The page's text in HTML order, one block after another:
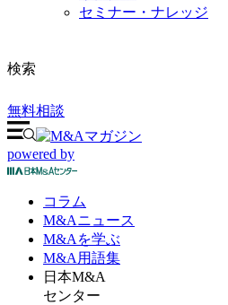
セミナー・ナレッジ
検索
無料相談
powered by
コラム
M&Aニュース
M&Aを学ぶ
M&A 用語集
日本M&A
センター